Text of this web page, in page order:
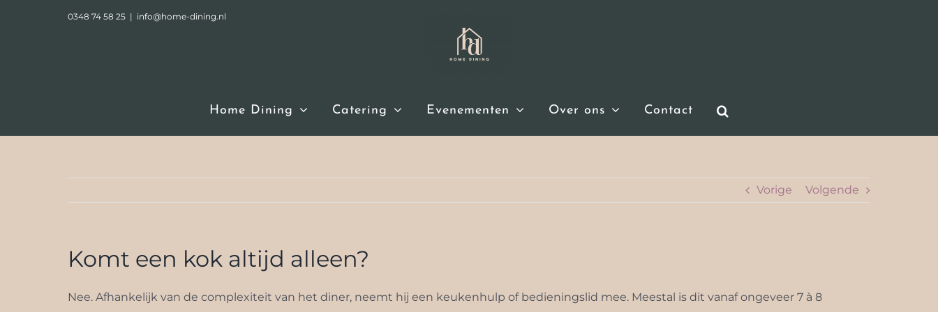
0348 74 58 25 | info@home-dining.nl
Home Dining Catering Evenementen Over ons Contact
Vorige Volgende
Komt een kok altijd alleen?
Nee. Afhankelijk van de complexiteit van het diner, neemt hij een keukenhulp of bedieningslid mee. Meestal is dit vanaf ongeveer 7 à 8